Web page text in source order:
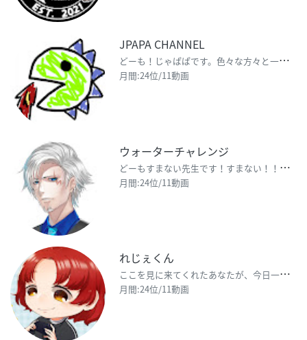
JPAPA CHANNEL
ど
ーも！じゃぱぱです。色々な方々と一緒に、マインクラフトを中心に実況をやっています。 このチャンネ
月間:24位/11動画
ウォーターチャレンジ
ど
ーもすまない先生です！すまない！！！ Minecraft(マインクラフト)で視聴者の皆さんが楽しめ
月間:24位/11動画
れじぇくん
こ
こを見に来てくれたあなたが、今日一日幸せでありますように。
月間:24位/11動画